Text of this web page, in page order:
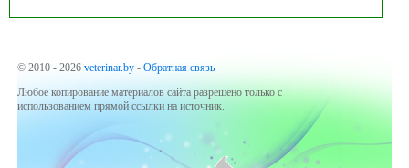
© 2010 - 2026 veterinar.by - Обратная связь
Любое копирование материалов сайта разрешено только с
использованием прямой ссылки на источник.